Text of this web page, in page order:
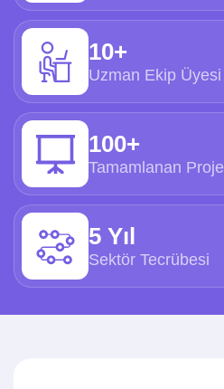
10+
Uzman Ekip Üyesi
100+
Tamamlanan Proje
5 Yıl
Sektör Tecrübesi